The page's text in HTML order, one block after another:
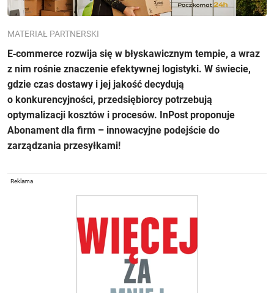
MATERIAŁ PARTNERSKI
E‑commerce rozwija się w błyskawicznym tempie, a wraz
z nim rośnie znaczenie efektywnej logistyki. W świecie,
gdzie czas dostawy i jej jakość decydują
o konkurencyjności, przedsiębiorcy potrzebują
optymalizacji kosztów i procesów. InPost proponuje
Abonament dla firm – innowacyjne podejście do
zarządzania przesyłkami!
Reklama